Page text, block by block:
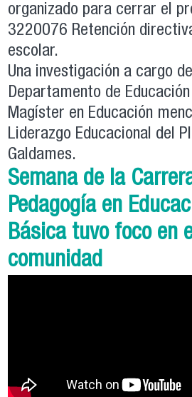
organizado para cerrar el
3220076 Retención
escolar.
Una investigación a cargo
Departamento de
Magíster en Educación
Liderazgo Educacional del
Galdames.
Semana de la
Pedagogía en
Básica tuvo foco en
comunidad